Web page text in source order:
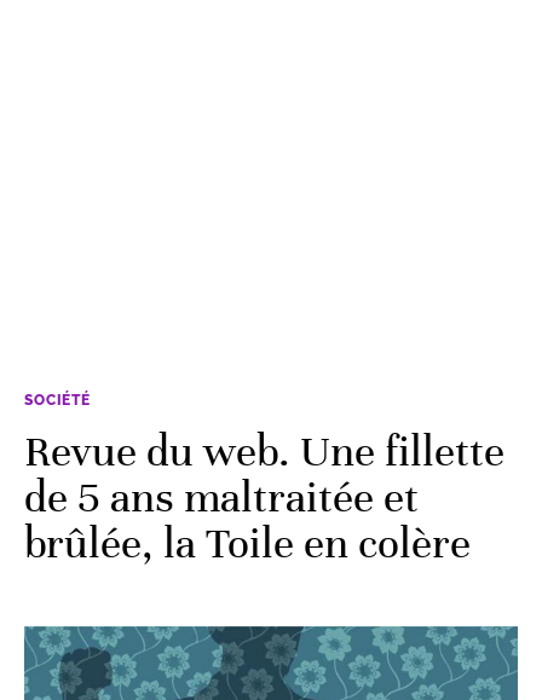
SOCIÉTÉ
Revue du web. Une fillette
de 5 ans maltraitée et
brûlée, la Toile en colère